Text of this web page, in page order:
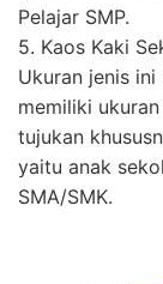
Pelajar SMP.
5. Kaos Kaki
Ukuran jenis
memiliki
tujukan
yaitu anak
SMA/SMK.